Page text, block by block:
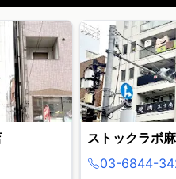
ストックラボ
03-6844-